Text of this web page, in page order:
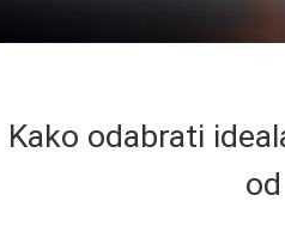
Kako odabrati